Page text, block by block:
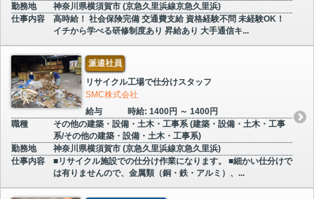
勤務地
神奈川県横須賀市 (京急久里浜線京急久里浜)
仕事内容
高時給！ 社会保険完備 交通費支給 資格経験不問 未経験OK！
イチから学べる研修制度あり 昇給あり 大手通信キ...
派遣社員
リサイクル工場で仕分けスタッフ
SMC株式会社
給与
時給: 1400円 ～ 1400円
職種
その他の建築・設備・土木・工事系 (建築・設備・土木・工事
系/その他の建築・設備・土木・工事系)
勤務地
神奈川県横須賀市 (京急久里浜線京急久里浜)
仕事内容
■リサイクル施設での仕分け作業になります。 ■細かい仕分けで
は有りませんので、金属類（銅・鉄・アルミ）、...